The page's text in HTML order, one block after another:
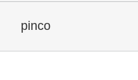
pinco